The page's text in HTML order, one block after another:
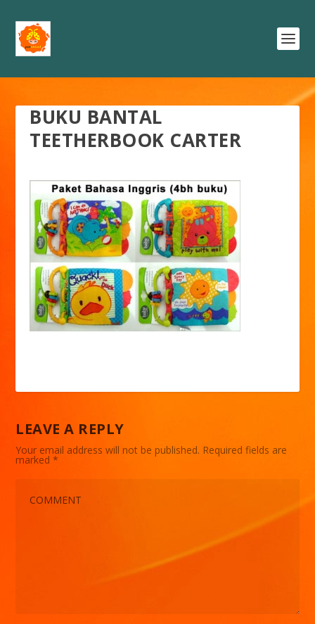
BUKU BANTAL
TEETHERBOOK CARTER
LEAVE A REPLY
Your email address will not be published. Required fields are
marked*